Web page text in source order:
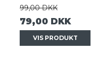
99,00 DKK
79,00 DKK
VIS PRODUKT